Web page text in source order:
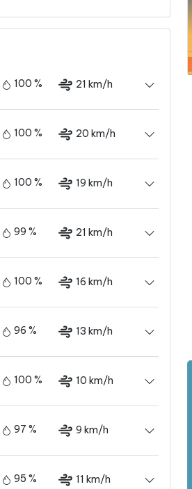
100 % 21 km/h
100 % 20 km/h
100 % 19 km/h
99 % 21 km/h
100 % 16 km/h
96 % 13 km/h
100 % 10 km/h
97 % 9 km/h
95 % 11 km/h